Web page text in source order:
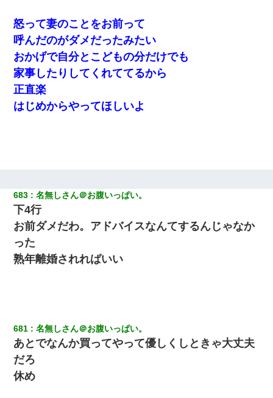
死亡・・・
ワイ144kg彼女98kgデブカップル、1年間毎日行為しまくった結
果
怒って妻のことをお前って
呼んだのがダメだったみたい
おかげで自分とこどもの分だけでも
家事したりしてくれててるから
正直楽
はじめからやってほしいよ
683 名無しさん＠お腹いっぱい。
下4行
お前ダメだわ。アドバイスなんてするんじゃなか
った
熟年離婚されればいい
681 名無しさん＠お腹いっぱい。
あとでなんか買ってやって優しくしときゃ大丈夫
だろ
休め